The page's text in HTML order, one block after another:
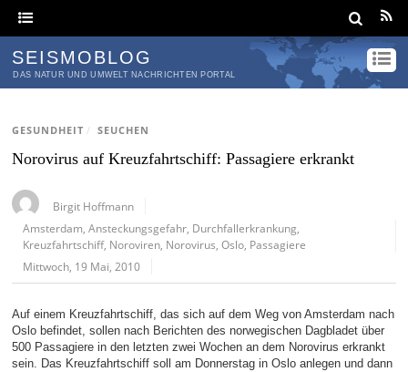
SEISMOBLOG
DAS NATUR UND UMWELT NACHRICHTEN PORTAL
GESUNDHEIT / SEUCHEN
Norovirus auf Kreuzfahrtschiff: Passagiere erkrankt
Birgit Hoffmann
Amsterdam ,Ansteckungsgefahr Durchfallerkrankung
Kreuzfahrtschiff, Noroviren Norovirus ,Oslo Passagiere
Mittwoch, 19 Mai, 2010
Auf einem Kreuzfahrtschiff, das sich auf dem Weg von Amsterdam nach
Oslo befindet, sollen nach Berichten des norwegischen Dagbladet über
500 Passagiere in den letzten zwei Wochen an dem Norovirus erkrankt
sein. Das Kreuzfahrtschiff soll am Donnerstag in Oslo anlegen und dann